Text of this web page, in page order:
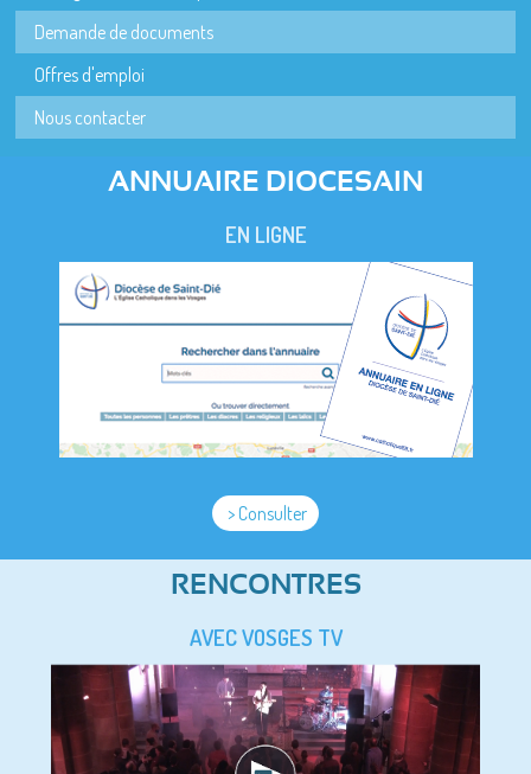
Demande de documents
Offres d'emploi
Nous contacter
ANNUAIRE DIOCESAIN
EN LIGNE
> Consulter
RENCONTRES
AVEC VOSGES TV